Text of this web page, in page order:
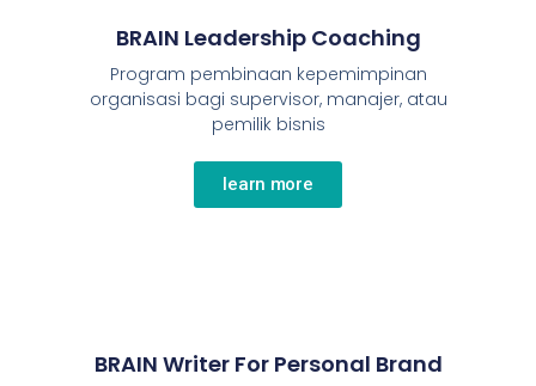
BRAIN Leadership Coaching
Program pembinaan kepemimpinan
organisasi bagi supervisor, manajer, atau
pemilik bisnis
learn more
BRAIN Writer For Personal Brand